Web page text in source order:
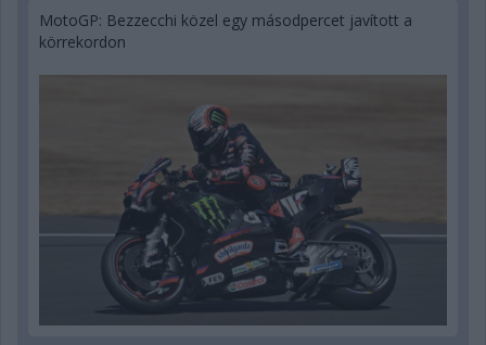
MotoGP: Bezzecchi közel egy másodpercet javított a
körrekordon